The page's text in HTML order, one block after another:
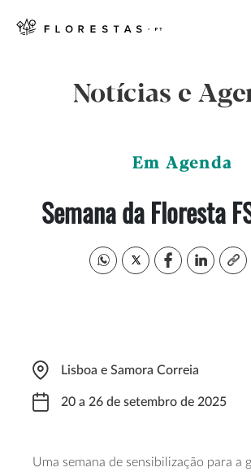
Notícias e
Em Agenda
Semana da Floresta
Lisboa e Samora Correia
20 a 26 de setembro de 2025
Uma semana de sensibilização para a